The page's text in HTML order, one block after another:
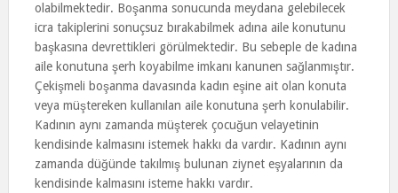
olabilmektedir. Boşanma sonucunda meydana gelebilecek
icra takiplerini sonuçsuz bırakabilmek adına aile konutunu
başkasına devrettikleri görülmektedir. Bu sebeple de kadına
aile konutuna şerh koyabilme imkanı kanunen sağlanmıştır.
Çekişmeli boşanma davasında kadın eşine ait olan konuta
veya müştereken kullanılan aile konutuna şerh konulabilir.
Kadının aynı zamanda müşterek çocuğun velayetinin
kendisinde kalmasını istemek hakkı da vardır. Kadının aynı
zamanda düğünde takılmış bulunan ziynet eşyalarının da
kendisinde kalmasını isteme hakkı vardır.